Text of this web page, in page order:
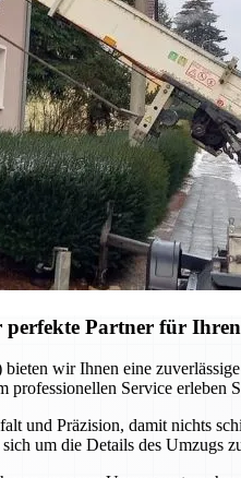
perfekte Partner für
wir Ihnen eine
Service erleben
und Präzision, damit nichts
um die Details des Umzugs